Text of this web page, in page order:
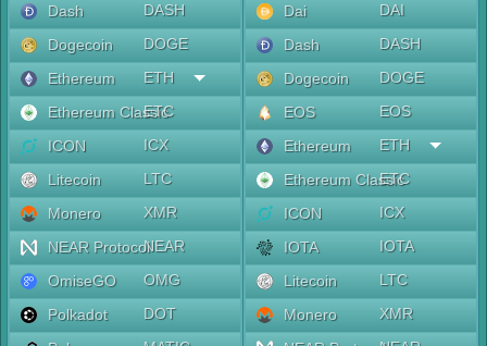
Dash
DASH
Dogecoin
DOGE
Ethereum
ETH
Ethereum Classic
ETC
ICON
ICX
Litecoin
LTC
Monero
XMR
NEAR ProtocolNEAR
OmiseGO
OMG
Polkadot
DOT
Dai
DAI
Dash
DASH
Dogecoin
DOGE
EOS
EOS
Ethereum
ETH
Ethereum Classic
ETC
ICON
ICX
IOTA
IOTA
Litecoin
LTC
Monero
XMR